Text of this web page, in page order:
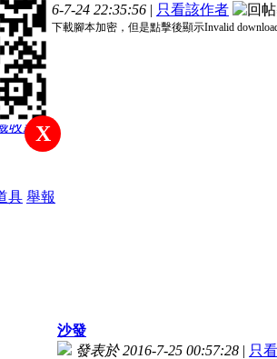
於 2016-7-24 22:35:56 | 只看該作者
好，嘗試下載腳本加密，但是點擊後顯示Invalid
收藏
具 舉報
沙發
發表於 2016-7-25 00:57:28 | 只
X